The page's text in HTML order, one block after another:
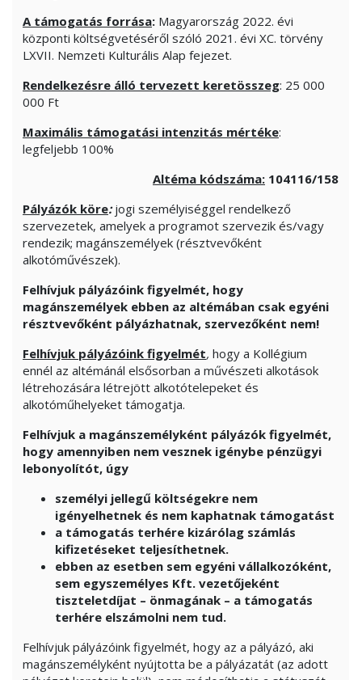
A támogatás forrása: Magyarország 2022. évi
központi költségvetéséről szóló 2021. évi XC. törvény
LXVII. Nemzeti Kulturális Alap fejezet.
Rendelkezésre álló tervezett keretösszeg: 25 000
000 Ft
Maximális támogatási intenzitás mértéke:
legfeljebb 100%
Altéma kódszáma: 104116/158
Pályázók köre:jogi személyiséggel rendelkező
szervezetek, amelyek a programot szervezik és/vagy
rendezik; magánszemélyek (résztvevőként
alkotóművészek).
Felhívjuk pályázóink figyelmét, hogy
magánszemélyek ebben az altémában csak egyéni
résztvevőként pályázhatnak, szervezőként nem!
Felhívjuk pályázóink figyelmét, hogy a Kollégium
ennél az altémánál elsősorban a művészeti alkotások
létrehozására létrejött alkotótelepeket és
alkotóműhelyeket támogatja.
Felhívjuk a magánszemélyként pályázók figyelmét,
hogy amennyiben nem vesznek igénybe pénzügyi
lebonyolítót, úgy
személyi jellegű költségekre nem
igényelhetnek és nem kaphatnak támogatást
a támogatás terhére kizárólag számlás
kifizetéseket teljesíthetnek.
ebben az esetben sem egyéni vállalkozóként,
sem egyszemélyes Kft. vezetőjeként
tiszteletdíjat – önmagának – a támogatás
terhére elszámolni nem tud.
Felhívjuk pályázóink figyelmét, hogy az a pályázó, aki
magánszemélyként nyújtotta be a pályázatát (az adott